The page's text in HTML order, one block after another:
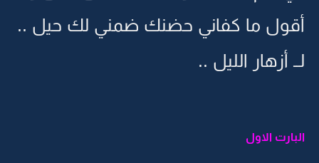
أقول ما كفاني حضنك ضمني لك حيل ..
لــ أزهار الليل ..
البارت الاول